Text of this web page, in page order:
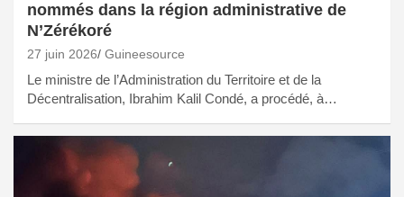
nommés dans la région administrative de
N’Zérékoré
27 juin 2026 Guineesource
Le ministre de l’Administration du Territoire et de la
Décentralisation, Ibrahim Kalil Condé, a procédé, à…